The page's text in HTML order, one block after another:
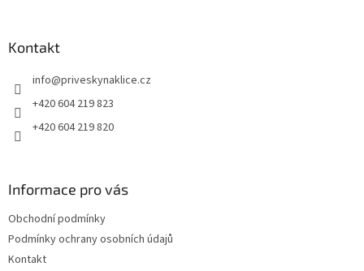
Kontakt
info@priveskynaklice.cz
+420 604 219 823
+420 604 219 820
Informace pro vás
Obchodní podmínky
Podmínky ochrany osobních údajů
Kontakt